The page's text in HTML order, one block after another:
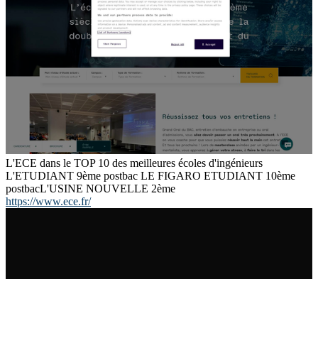
L'ECE dans le TOP 10 des meilleures écoles d'ingénieurs
L'ETUDIANT 9ème postbac LE FIGARO ETUDIANT 10ème
postbacL'USINE NOUVELLE 2ème
https://www.ece.fr/